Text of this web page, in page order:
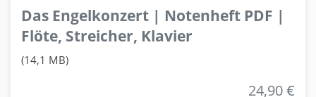
Das Engelkonzert | Notenheft PDF |
Flöte, Streicher, Klavier
(14,1 MB)
24,90 €